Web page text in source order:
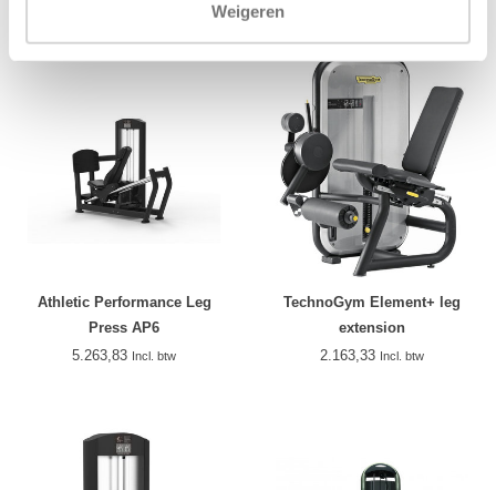
Weigeren
Athletic Performance Leg
Press AP6
5.263,83 Incl. btw
TechnoGym Element+ leg
extension
2.163,33 Incl. btw